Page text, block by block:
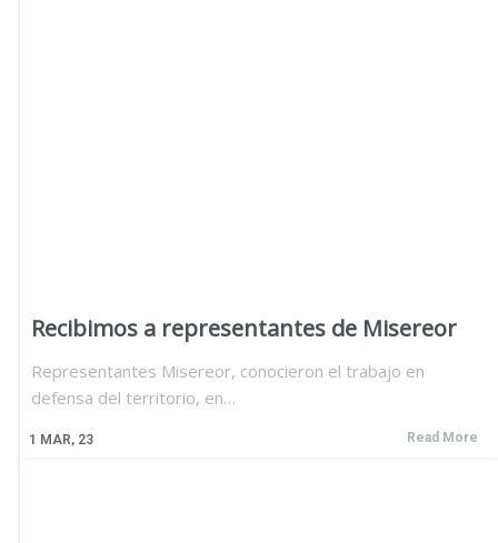
Recibimos a representantes de Misereor
1 MAR, 23
Representantes Misereor, conocieron el trabajo en
defensa del territorio, en…
Read More